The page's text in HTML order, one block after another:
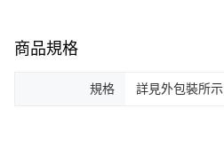
商品規格
規格 詳見外包裝所示